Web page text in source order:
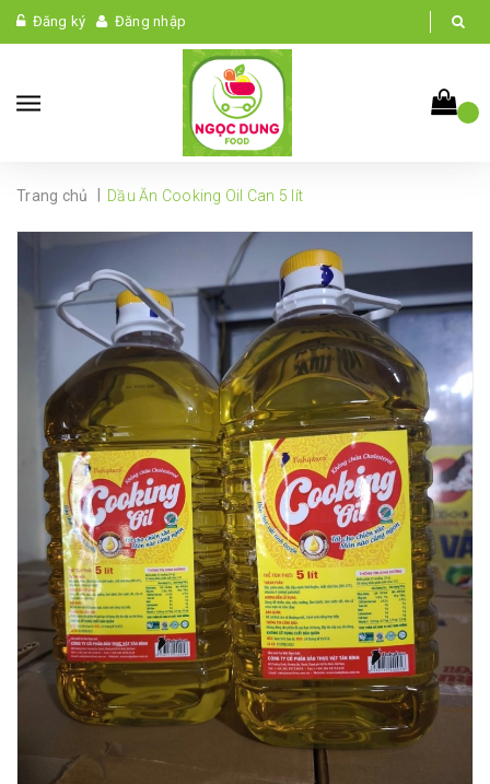
Đăng ký Đăng nhập
Trang chủ Dầu Ăn Cooking Oil Can 5 lít